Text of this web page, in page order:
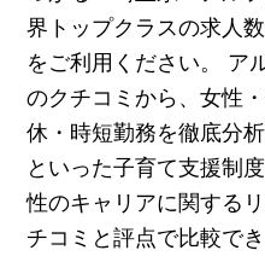
界トップクラスの求人
をご利用ください。 ア
のクチコミから、女性
休・時短勤務を徹底分
といった子育て支援制
性のキャリアに関する
チコミと評点で比較で